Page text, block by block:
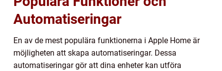
Automatiseringar
En av de mest populära funktionerna i Apple Home är
möjligheten att skapa automatiseringar. Dessa
automatiseringar gör att dina enheter kan utföra